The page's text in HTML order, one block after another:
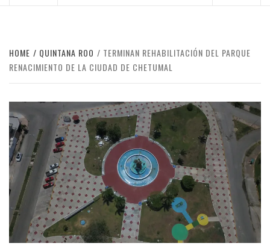
HOME QUINTANA ROO
TERMINAN REHABILITACIÓN DEL PARQUE
RENACIMIENTO DE LA CIUDAD DE CHETUMAL